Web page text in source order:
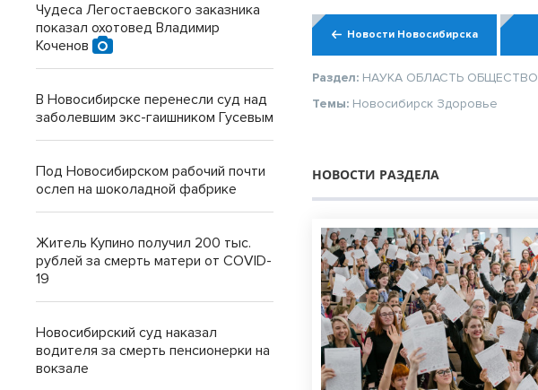
Новости Новосибирска
Раздел: НАУКА ОБЛАСТЬ ОБЩЕСТВО
Темы: Новосибирск Здоровье
НОВОСТИ РАЗДЕЛА
Чудеса Легостаевского заказника
показал охотовед Владимир
Коченов
В Новосибирске перенесли суд над
заболевшим экс-гаишником Гусевым
Под Новосибирском рабочий почти
ослеп на шоколадной фабрике
Житель Купино получил 200 тыс.
рублей за смерть матери от COVID-
19
Новосибирский суд наказал
водителя за смерть пенсионерки на
вокзале